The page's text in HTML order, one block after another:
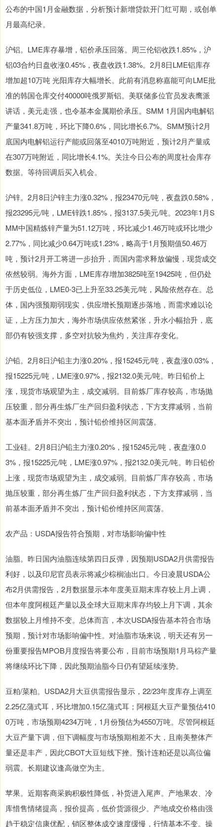
公布的中国1月金融数据，分析预计新增贷款开门红可期，或创单
月最高纪录。
沪铝。LME库存暴增，铝价承压回落。周三伦铝收跌1.85%，沪
铝03合约日盘收涨0.45%，夜盘收跌1.38%。2月8日LME铝库存
增加超10万吨 光阳库存大幅增长。此前有消息称嘉能可向LME批
准的韩国仓库交付40000吨俄罗斯铝。美联储多位官员发表鹰派
讲话，美元走强，也令基本金属期价承压。SMM 1月国内电解铝
产量341.8万吨，环比下降0.6%，同比增长6.7%。SMM预计2月
底国内电解铝运行产能或回落至4010万吨附近，预计2月产量或
在307万吨附近，同比增长4.1%。关注今日公布的周度社会库存
数据。等待回调后买入机会。
沪锌。2月8日沪锌主力涨0.32%，报23470元/吨，夜盘跌0.58%，
报23295元/吨，LME锌跌1.85%，报3137.5美元/吨。2023年1月S
MM中国精炼锌产量为51.12万吨，环比减少1.46万吨或环比增少
2.77%，同比减少0.64万吨或1.23%，略高于1月预期值50.46万
吨，预计2月开工将进一步抬升，而国内需求释放偏慢，现货成交
依然较弱。海外方面，LME库存增加3825吨至19425吨，但仍处
于历史低位，LME0-3已上升至33.25美元/吨，风险依然存在。总
体，国内强预期弱现实，供应增长预期逐步落地，而需求难以论
证，上方压力加大，海外市场供应依然紧张，升水小幅抬升，底
部仍有较强支撑，多空对抗较为焦灼，关注库存变化。
沪铅。2月8日沪铅主力涨0.20%，报15245元/吨，夜盘涨0.03%，
报15225元/吨，LME涨0.97%，报2132.0美元/吨。昨日铅价上
涨，现货市场观望为主，成交减弱。目前炼厂库存较高，市场抛
压较重，部分再生炼厂生产回归盈利状态，下方支撑减弱，当前
基本面矛盾并不突出，预计铅价维持区间震荡。
工业硅。2月8日沪铅主力涨0.20%，报15245元/吨，夜盘涨0.0
3%，报15225元/吨，LME涨0.97%，报2132.0美元/吨。昨日铅价
上涨，现货市场观望为主，成交减弱。目前炼厂库存较高，市场
抛压较重，部分再生炼厂生产回归盈利状态，下方支撑减弱，当
前基本面矛盾并不突出，预计铅价维持区间震荡。
农产品：USDA报告符合预期，对市场影响偏中性
油脂。昨日国内油脂连续第四日反弹，因预期USDA2月供需报告
利好，以及印尼官员表示将减少棕榈油出口。今日凌晨USDA公
布2月供需报告，2月数据显示本年度美豆期末库存较上月上调，
但本年度阿根廷产量以及全球大豆期末库存均较上月下调，其余
数据较上月维持不变。总体而言，本次USDA报告基本符合市场
预期，预计对市场影响偏中性。对油脂市场来说，明天还有另一
份重要报告MPOB月度报告将要公布，目前市场预期1月马棕产量
将继续环比下降，因此预期油脂今日仍有望延续涨势。
豆粕/菜粕。USDA2月大豆供需报告显示，22/23年度库存上调至
2.25亿蒲式耳，环比增加0.15亿蒲式耳；阿根廷大豆产量预估410
0万吨，市场预期4234万吨，1月份预估为4550万吨。尽管阿根廷
大豆产量下调，但下调幅度与市场预期相差不大，且南美整体产
量还是丰产，因此CBOT大豆短线下挫。预计连粕还是以高位偏
弱震。长期建议逢高做空为主。
苹果。近期客商采购积极性降低，补货进入尾声。产地果农、冷
库惜售情绪提高，报价提高，低价货源很少。产地成交价格由强
趋于稳定信康优配，销区整体成交速度缓慢，行情基本不变。操